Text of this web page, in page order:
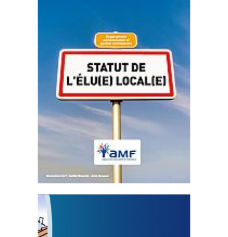
Statut de l’élu local
3 avril 2024
Mise à jour avril 2024